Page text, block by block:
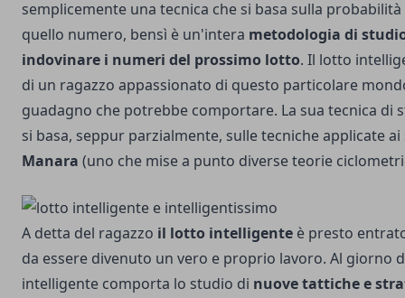
semplicemente una tecnica che si basa sulla
quello numero, bensì è un'intera metodologia di
indovinare i numeri del prossimo lotto. Il lotto
di un ragazzo appassionato di questo particolare
guadagno che potrebbe comportare. La sua tecnica di
si basa, seppur parzialmente, sulle tecniche applicate
Manara (uno che mise a punto diverse teorie
A detta del ragazzo il lotto intelligente è presto
da essere divenuto un vero e proprio lavoro. Al giorno
intelligente comporta lo studio di nuove tattiche e